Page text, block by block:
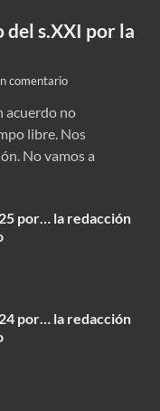
s.XXI por la
comentario
acuerdo no
libre. Nos
No vamos a
por… la redacción
por… la redacción